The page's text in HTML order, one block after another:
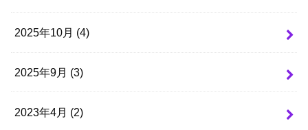
2025年10月 (4)
2025年9月 (3)
2023年4月 (2)